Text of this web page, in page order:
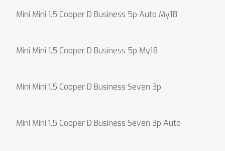
Mini Mini 1.5 Cooper D Business 5p Auto My18
Mini Mini 1.5 Cooper D Business 5p My18
Mini Mini 1.5 Cooper D Business Seven 3p
Mini Mini 1.5 Cooper D Business Seven 3p Auto